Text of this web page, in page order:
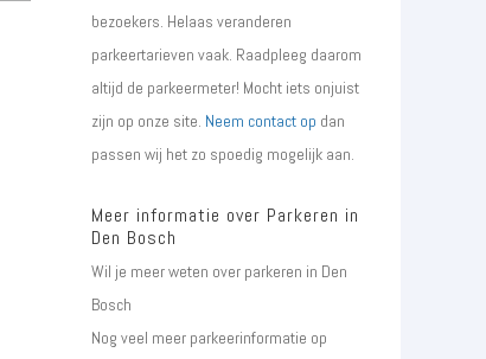
bezoekers. Helaas veranderen
parkeertarieven vaak. Raadpleeg daarom
altijd de parkeermeter! Mocht iets onjuist
zijn op onze site. Neem contact op dan
passen wij het zo spoedig mogelijk aan.
Meer informatie over Parkeren in
Den Bosch
Wil je meer weten over parkeren in Den
Bosch
Nog veel meer parkeerinformatie op